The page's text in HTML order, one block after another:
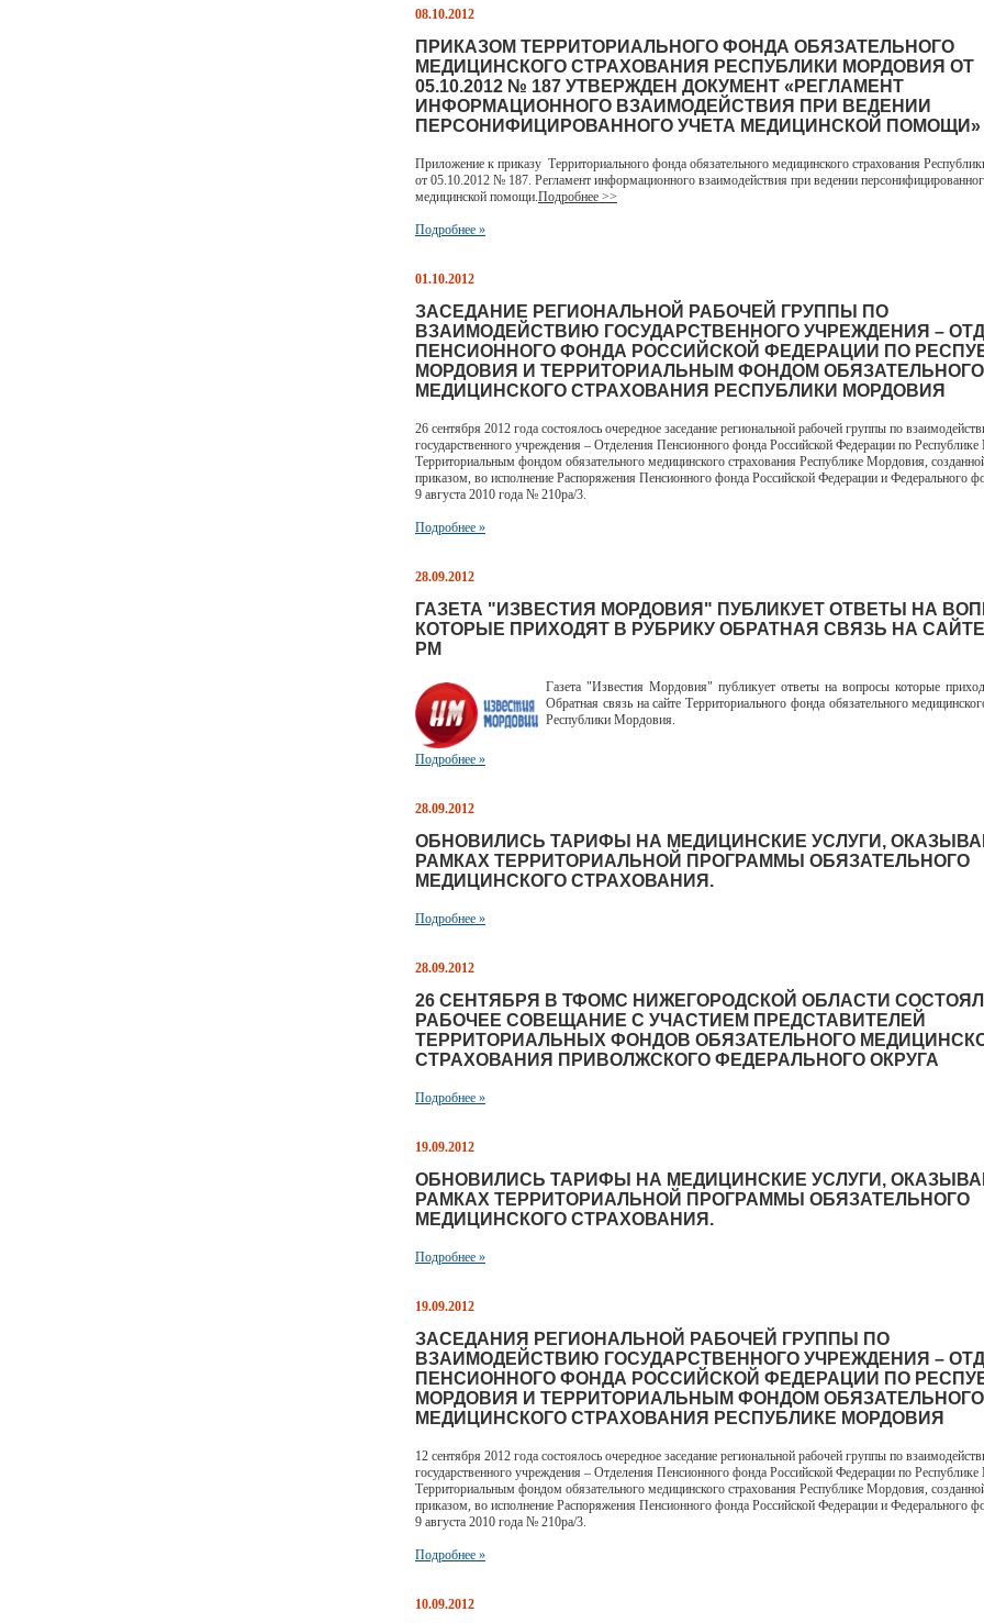
08.10.2012
ПРИКАЗОМ ТЕРРИТОРИАЛЬНОГО ФОНДА ОБЯЗАТЕЛЬНОГО
МЕДИЦИНСКОГО СТРАХОВАНИЯ РЕСПУБЛИКИ МОРДОВИЯ ОТ
05.10.2012 № 187 УТВЕРЖДЕН ДОКУМЕНТ «РЕГЛАМЕНТ
ИНФОРМАЦИОННОГО ВЗАИМОДЕЙСТВИЯ ПРИ ВЕДЕНИИ
ПЕРСОНИФИЦИРОВАННОГО УЧЕТА МЕДИЦИНСКОЙ ПОМОЩИ»
Приложение к приказу Территориального фонда обязательного медицинского страхования
от 05.10.2012 № 187. Регламент информационного взаимодействия при ведении
медицинской помощи.Подробнее >>
Подробнее »
01.10.2012
ЗАСЕДАНИЕ РЕГИОНАЛЬНОЙ РАБОЧЕЙ ГРУППЫ ПО
ВЗАИМОДЕЙСТВИЮ ГОСУДАРСТВЕННОГО УЧРЕЖДЕНИЯ –
ПЕНСИОННОГО ФОНДА РОССИЙСКОЙ ФЕДЕРАЦИИ ПО
МОРДОВИЯ И ТЕРРИТОРИАЛЬНЫМ ФОНДОМ ОБЯЗАТЕЛЬНОГО
МЕДИЦИНСКОГО СТРАХОВАНИЯ РЕСПУБЛИКИ МОРДОВИЯ
26 сентября 2012 года состоялось очередное заседание региональной рабочей группы по
государственного учреждения – Отделения Пенсионного фонда Российской Федерации по
Территориальным фондом обязательного медицинского страхования Республике Мордовия,
приказом, во исполнение Распоряжения Пенсионного фонда Российской Федерации и Федерального
9 августа 2010 года № 210ра/3.
Подробнее »
28.09.2012
ГАЗЕТА "ИЗВЕСТИЯ МОРДОВИЯ" ПУБЛИКУЕТ ОТВЕТЫ НА
КОТОРЫЕ ПРИХОДЯТ В РУБРИКУ ОБРАТНАЯ СВЯЗЬ НА
РМ
Газета "Известия Мордовия" публикует ответы на вопросы которые
Обратная связь на сайте Территориального фонда обязательного
Республики Мордовия.
Подробнее »
28.09.2012
ОБНОВИЛИСЬ ТАРИФЫ НА МЕДИЦИНСКИЕ УСЛУГИ,
РАМКАХ ТЕРРИТОРИАЛЬНОЙ ПРОГРАММЫ ОБЯЗАТЕЛЬНОГО
МЕДИЦИНСКОГО СТРАХОВАНИЯ.
Подробнее »
28.09.2012
26 СЕНТЯБРЯ В ТФОМС НИЖЕГОРОДСКОЙ ОБЛАСТИ
РАБОЧЕЕ СОВЕЩАНИЕ С УЧАСТИЕМ ПРЕДСТАВИТЕЛЕЙ
ТЕРРИТОРИАЛЬНЫХ ФОНДОВ ОБЯЗАТЕЛЬНОГО
СТРАХОВАНИЯ ПРИВОЛЖСКОГО ФЕДЕРАЛЬНОГО ОКРУГА
Подробнее »
19.09.2012
ОБНОВИЛИСЬ ТАРИФЫ НА МЕДИЦИНСКИЕ УСЛУГИ,
РАМКАХ ТЕРРИТОРИАЛЬНОЙ ПРОГРАММЫ ОБЯЗАТЕЛЬНОГО
МЕДИЦИНСКОГО СТРАХОВАНИЯ.
Подробнее »
19.09.2012
ЗАСЕДАНИЯ РЕГИОНАЛЬНОЙ РАБОЧЕЙ ГРУППЫ ПО
ВЗАИМОДЕЙСТВИЮ ГОСУДАРСТВЕННОГО УЧРЕЖДЕНИЯ –
ПЕНСИОННОГО ФОНДА РОССИЙСКОЙ ФЕДЕРАЦИИ ПО
МОРДОВИЯ И ТЕРРИТОРИАЛЬНЫМ ФОНДОМ ОБЯЗАТЕЛЬНОГО
МЕДИЦИНСКОГО СТРАХОВАНИЯ РЕСПУБЛИКЕ МОРДОВИЯ
12 сентября 2012 года состоялось очередное заседание региональной рабочей группы по
государственного учреждения – Отделения Пенсионного фонда Российской Федерации по
Территориальным фондом обязательного медицинского страхования Республике Мордовия,
приказом, во исполнение Распоряжения Пенсионного фонда Российской Федерации и Федерального
9 августа 2010 года № 210ра/3.
Подробнее »
10.09.2012